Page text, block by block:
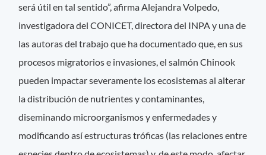
será útil en tal sentido”, afirma Alejandra Volpedo,
investigadora del CONICET, directora del INPA y una de
las autoras del trabajo que ha documentado que, en sus
procesos migratorios e invasiones, el salmón Chinook
pueden impactar severamente los ecosistemas al alterar
la distribución de nutrientes y contaminantes,
diseminando microorganismos y enfermedades y
modificando así estructuras tróficas (las relaciones entre